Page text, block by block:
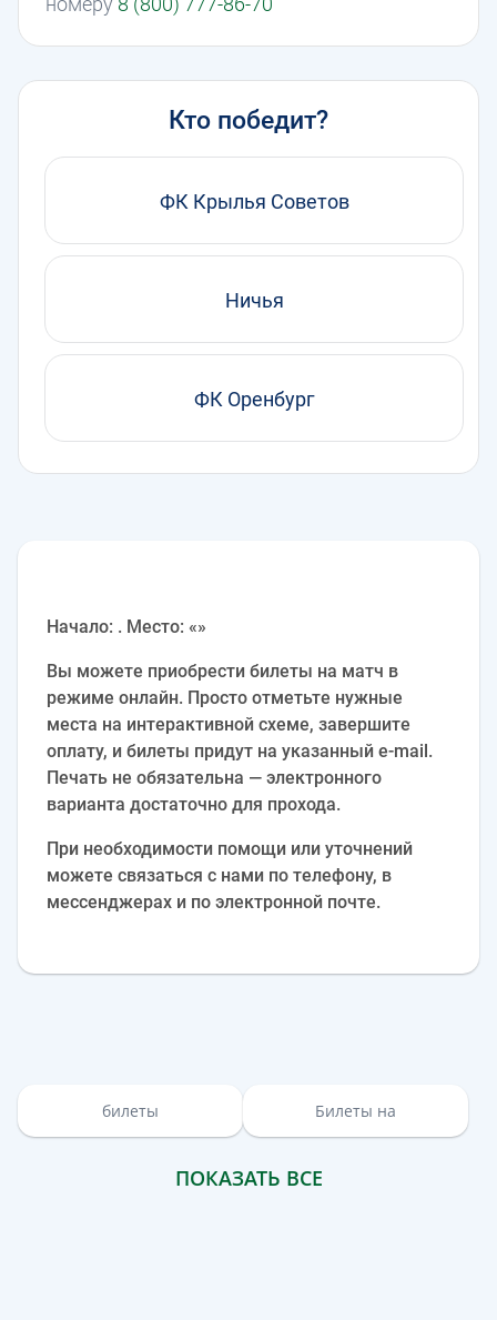
Кто победит?
ФК Крылья Советов
Ничья
ФК Оренбург
Начало: . Место: «»
Вы можете приобрести билеты на матч в
режиме онлайн. Просто отметьте нужные
места на интерактивной схеме, завершите
оплату, и билеты придут на указанный e‑mail.
Печать не обязательна — электронного
варианта достаточно для прохода.
При необходимости помощи или уточнений
можете связаться с нами по телефону, в
мессенджерах и по электронной почте.
билеты Билеты на
ПОКАЗАТЬ ВСЕ